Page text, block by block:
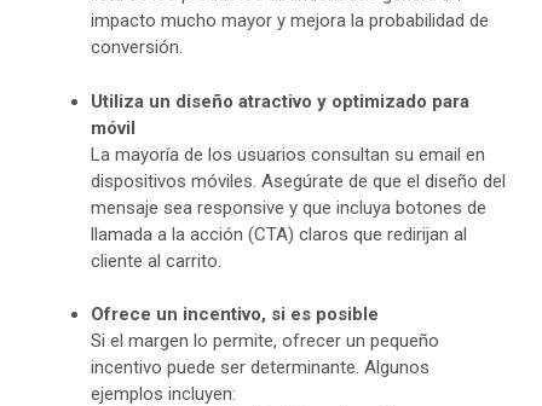
impacto mucho mayor y mejora la probabilidad de
conversión.
Utiliza un diseño atractivo y optimizado para
móvil
La mayoría de los usuarios consultan su email en
dispositivos móviles. Asegúrate de que el diseño del
mensaje sea responsive y que incluya botones de
llamada a la acción (CTA) claros que redirijan al
cliente al carrito.
Ofrece un incentivo, si es posible
Si el margen lo permite, ofrecer un pequeño
incentivo puede ser determinante. Algunos
ejemplos incluyen: